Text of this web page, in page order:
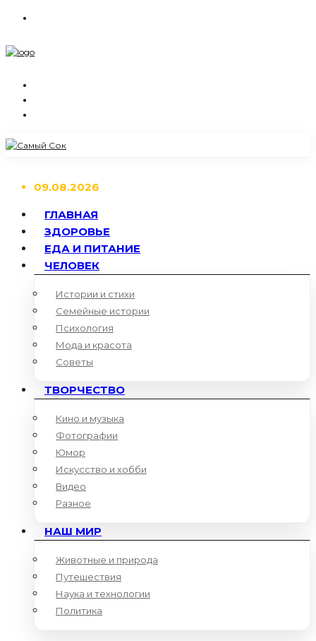
09.08.2026
ГЛАВНАЯ
ЗДОРОВЬЕ
ЕДА И ПИТАНИЕ
ЧЕЛОВЕК
Истории и стихи
Семейные истории
Психология
Мода и красота
Советы
ТВОРЧЕСТВО
Кино и музыка
Фотографии
Юмор
Искусство и хобби
Видео
Разное
НАШ МИР
Животные и природа
Путешествия
Наука и технологии
Политика